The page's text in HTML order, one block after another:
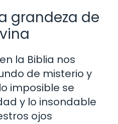
grandeza de
la Biblia nos
de misterio y
imposible se
y lo insondable
ojos